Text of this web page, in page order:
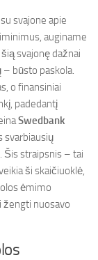
svajone apie
auginame
svajonę dažnai
– būsto paskola.
o finansiniai
padedantį
Swedbank
svarbiausių
Šis straipsnis – tai
ši skaičiuoklė,
ėmimo
žengti nuosavo